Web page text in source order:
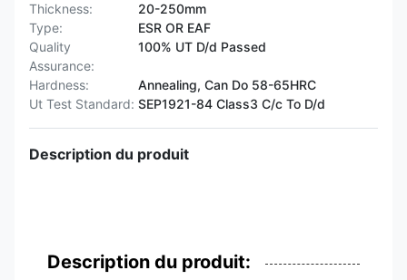
Thickness:
20-250mm
Type:
ESR OR EAF
Quality
Assurance:
100% UT D/d Passed
Hardness:
Annealing, Can Do 58-65HRC
Ut Test Standard: SEP1921-84 Class3 C/c To D/d
Description du produit
Description du produit: